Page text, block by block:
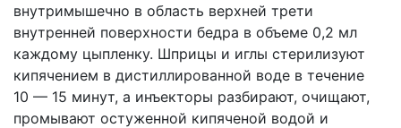
внутримышечно в область верхней трети
внутренней поверхности бедра в объеме 0,2 мл
каждому цыпленку. Шприцы и иглы стерилизуют
кипячением в дистиллированной воде в течение
10 — 15 минут, а инъекторы разбирают, очищают,
промывают остуженной кипяченой водой и